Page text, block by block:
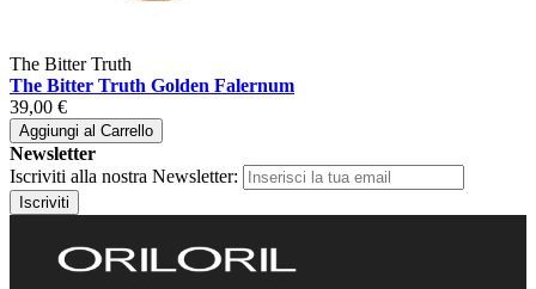
The Bitter Truth
The Bitter Truth Golden Falernum
39,00 €
Aggiungi al Carrello
Newsletter
Iscriviti alla nostra Newsletter:
Iscriviti